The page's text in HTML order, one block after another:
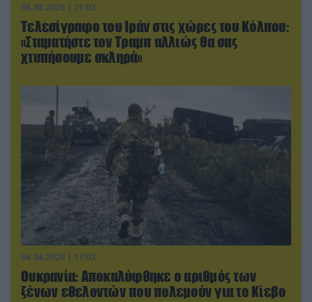
06.08.2026 | 21:02
Τελεσίγραφο του Ιράν στις χώρες του Κόλπου:
«Σταματήστε τον Τραμπ αλλιώς θα σας
χτυπήσουμε σκληρά»
06.08.2026 | 17:02
Ουκρανία: Αποκαλύφθηκε ο αριθμός των
ξένων εθελοντών που πολεμούν για το Κίεβο